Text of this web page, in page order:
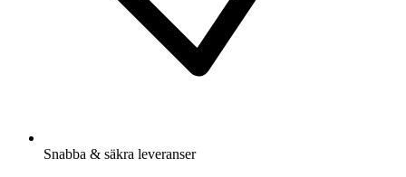
Snabba & säkra leveranser